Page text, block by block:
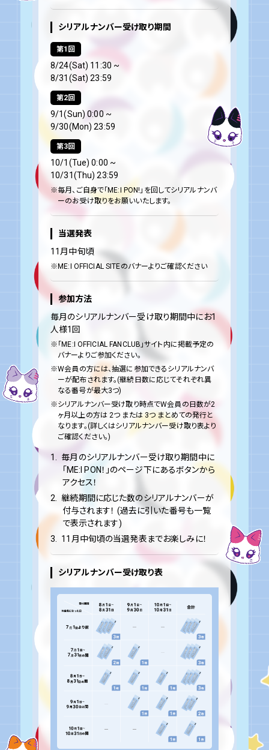
シリアルナンバー受け取り期間
第1回
8/24(Sat) 11:30 ~
8/31(Sat) 23:59
第2回
9/1(Sun) 0:00 ~
9/30(Mon) 23:59
第3回
10/1(Tue) 0:00 ~
10/31(Thu) 23:59
※毎月、ご自身で「ME:I PON!」を回してシリアルナンバ
ーのお受け取りをお願いいたします。
当選発表
11月中旬頃
※ME:I OFFICIAL SITEのバナーよりご確認ください
参加方法
毎月のシリアルナンバー受け取り期間中にお1
人様1回
※「ME:I OFFICIAL FANCLUB」サイト内に掲載予定の
バナーよりご参加ください。
※W会員の方には、抽選に参加できるシリアルナンバ
ーが配布されます。(継続日数に応じてそれぞれ異
なる番号が最大3つ)
※シリアルナンバー受け取り時点でW会員の日数が2
ヶ月以上の方は 2つ または 3つ まとめての発行と
なります。(詳しくはシリアルナンバー受け取り表より
ご確認ください。)
1.
毎月のシリアルナンバー受け取り期間中に
「ME:I PON！」のページ下にあるボタンから
アクセス！
2.
継続期間に応じた数のシリアルナンバーが
付与されます！ (過去に引いた番号も一覧
で表示されます)
3.
11月中旬頃の当選発表までお楽しみに！
シリアルナンバー受け取り表